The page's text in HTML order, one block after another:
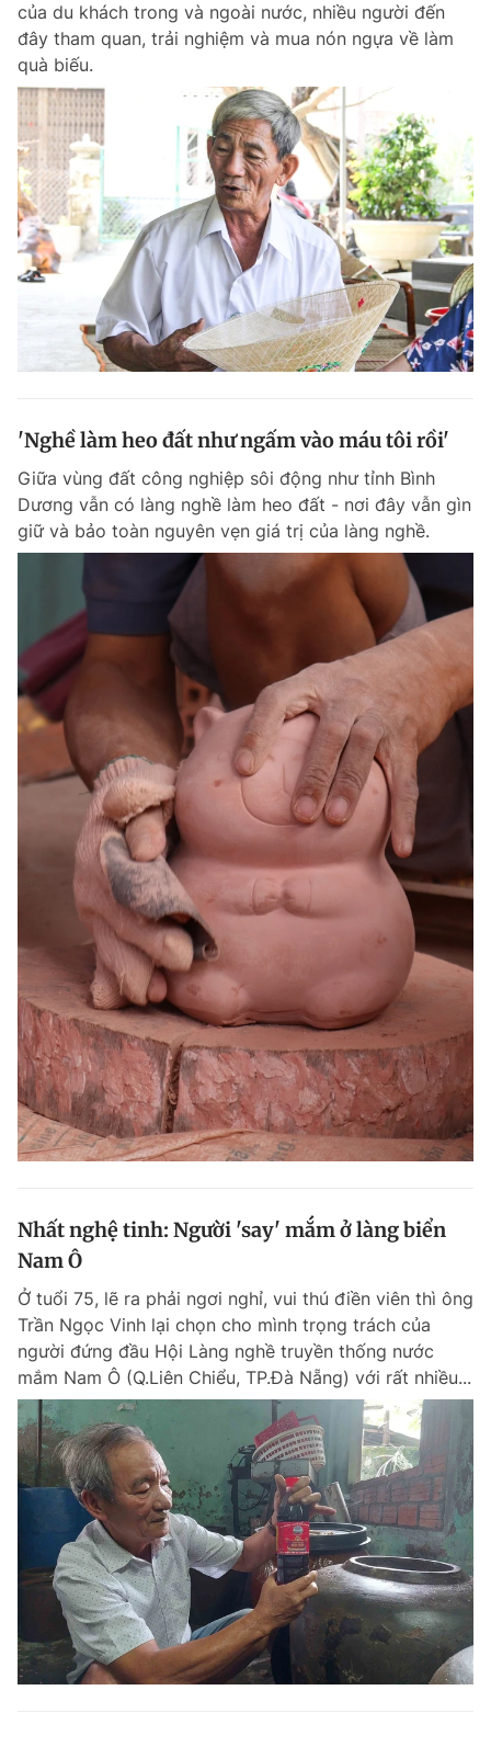
của du khách trong và ngoài nước, nhiều người đến
đây tham quan, trải nghiệm và mua nón ngựa về làm
quà biếu.
'Nghề làm heo đất như ngấm vào máu tôi rồi'
Giữa vùng đất công nghiệp sôi động như tỉnh Bình
Dương vẫn có làng nghề làm heo đất - nơi đây vẫn gìn
giữ và bảo toàn nguyên vẹn giá trị của làng nghề.
Nhất nghệ tinh: Người 'say' mắm ở làng biển
Nam Ô
Ở tuổi 75, lẽ ra phải ngơi nghỉ, vui thú điền viên thì ông
Trần Ngọc Vinh lại chọn cho mình trọng trách của
người đứng đầu Hội Làng nghề truyền thống nước
mắm Nam Ô (Q.Liên Chiểu, TP.Đà Nẵng) với rất nhiều...